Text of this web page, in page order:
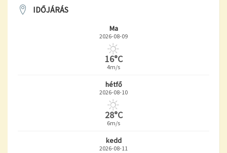
IDŐJÁRÁS
Ma
2026-08-09
16°C
4m/s
hétfő
2026-08-10
28°C
6m/s
kedd
2026-08-11